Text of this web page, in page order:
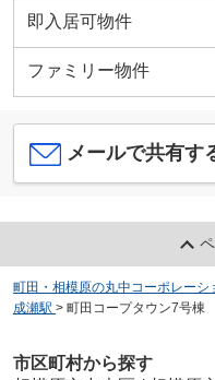
即入居可物件
ファミリー物件
メールで共有す
町田・相模原の丸中コーポレーシ
成瀬駅 > 町田コープタウン7号棟
市区町村から探す